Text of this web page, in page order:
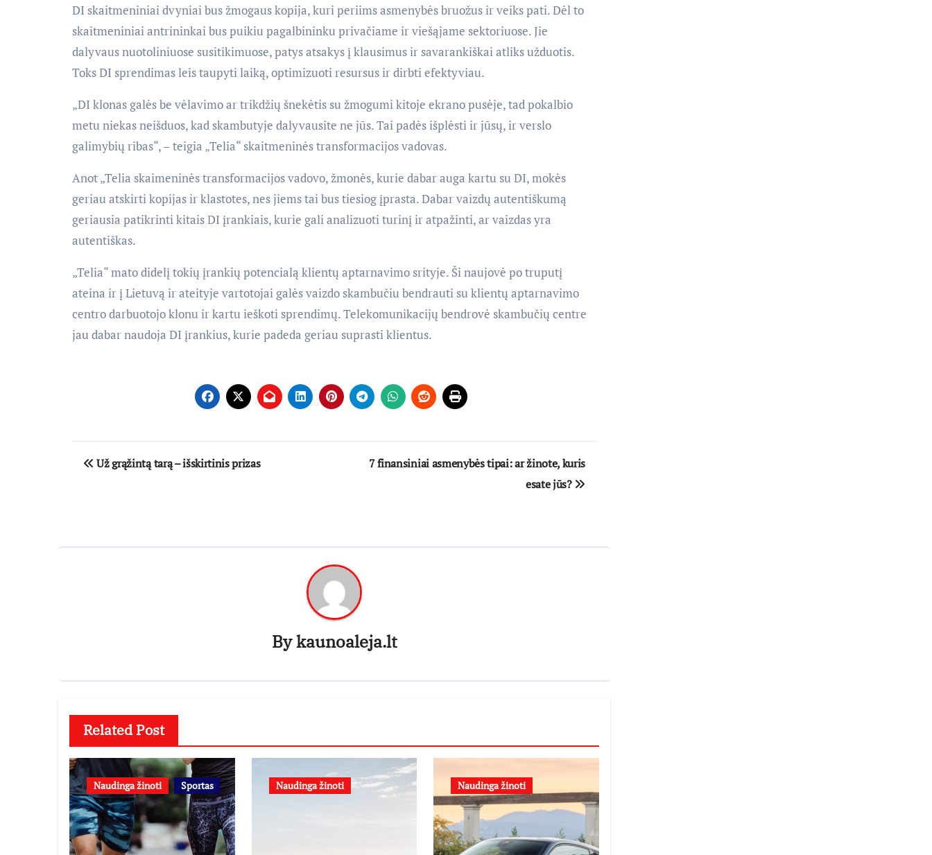
DI skaitmeniniai dvyniai bus žmogaus kopija, kuri periims asmenybės bruožus ir veiks pati. Dėl to
skaitmeniniai antrininkai bus puikiu pagalbininku privačiame ir viešąjame sektoriuose. Jie
dalyvaus nuotoliniuose susitikimuose, patys atsakys į klausimus ir savarankiškai atliks užduotis.
Toks DI sprendimas leis taupyti laiką, optimizuoti resursus ir dirbti efektyviau.
„DI klonas galės be vėlavimo ar trikdžių šnekėtis su žmogumi kitoje ekrano pusėje, tad pokalbio
metu niekas neišduos, kad skambutyje dalyvausite ne jūs. Tai padės išplėsti ir jūsų, ir verslo
galimybių ribas“, – teigia „Telia“ skaitmeninės transformacijos vadovas.
Anot „Telia skaimeninės transformacijos vadovo, žmonės, kurie dabar auga kartu su DI, mokės
geriau atskirti kopijas ir klastotes, nes jiems tai bus tiesiog įprasta. Dabar vaizdų autentiškumą
geriausia patikrinti kitais DI įrankiais, kurie gali analizuoti turinį ir atpažinti, ar vaizdas yra
autentiškas.
„Telia“ mato didelį tokių įrankių potencialą klientų aptarnavimo srityje. Ši naujovė po truputį
ateina ir į Lietuvą ir ateityje vartotojai galės vaizdo skambučiu bendrauti su klientų aptarnavimo
centro darbuotojo klonu ir kartu ieškoti sprendimų. Telekomunikacijų bendrovė skambučių centre
jau dabar naudoja DI įrankius, kurie padeda geriau suprasti klientus.
Navigacija
Už grąžintą tarą – išskirtinis prizas
7 finansiniai asmenybės tipai: ar žinote, kuris
esate jūs?
Bykaunoaleja.lt
Related Post
Naudinga žinoti Sportas Naudinga žinoti Naudinga žinoti